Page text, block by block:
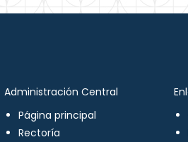
Administración Central
Página principal
Rectoría